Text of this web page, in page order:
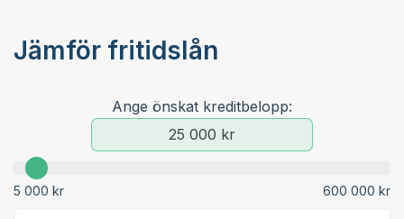
Lån med betalningsanmärkning
Lån utan inkomst
Jämför fritidslån
Ange önskat kreditbelopp:
5 000 kr 600 000 kr